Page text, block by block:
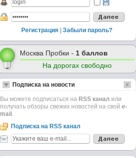
Регистрация Забыли пароль?
Москва Пробки - 1 баллов
На дорогах свободно
Подписка на новости
Вы можете подписаться на RSS канал или
получать обзоры свежих новостей на свой e-
mail .
Подписка на RSS канал